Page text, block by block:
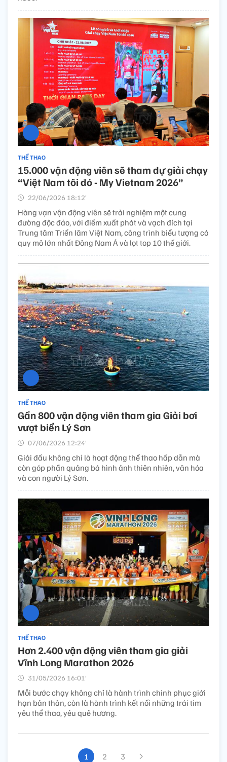
THỂ THAO
15.000 vận động viên sẽ tham dự giải chạy
“Việt Nam tôi đó - My Vietnam 2026”
22/06/2026 18:12’
Hàng vạn vận động viên sẽ trải nghiệm một cung
đường độc đáo, với điểm xuất phát và vạch đích tại
Trung tâm Triển lãm Việt Nam, công trình biểu tượng có
quy mô lớn nhất Đông Nam Á và lọt top 10 thế giới.
THỂ THAO
Gần 800 vận động viên tham gia Giải bơi
vượt biển Lý Sơn
07/06/2026 12:24’
Giải đấu không chỉ là hoạt động thể thao hấp dẫn mà
còn góp phần quảng bá hình ảnh thiên nhiên, văn hóa
và con người Lý Sơn.
THỂ THAO
Hơn 2.400 vận động viên tham gia giải
Vĩnh Long Marathon 2026
31/05/2026 16:01’
Mỗi bước chạy không chỉ là hành trình chinh phục giới
hạn bản thân, còn là hành trình kết nối những trái tim
yêu thể thao, yêu quê hương.
1 2 3